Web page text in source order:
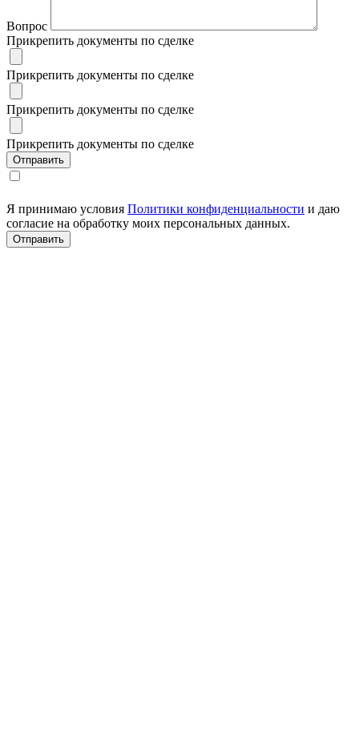
Вопрос
Прикрепить документы по сделке
Прикрепить документы по сделке
Прикрепить документы по сделке
Прикрепить документы по сделке
Я принимаю условия Политики конфиденциальности и даю
согласие на обработку моих персональных данных.